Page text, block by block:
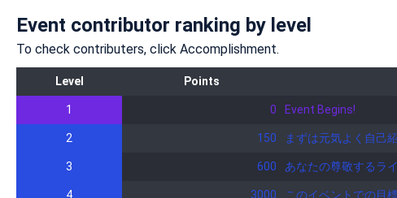
⬇️こちらからも聴けます👂 https://
謝〜ありがとうこの想い歌にのせて」 ミクチャで聴けます👂 👉ミスショート2022 準グランプリ🥈 ✔︎3都市ビジ
い 初配信 2024.2.26 『好きな食べ物』 チキン南蛮！ 抹茶🍵 『せら教のモットー』 実るほどこうべを垂れる稲穂かな 大好きなルーム🫠🫶 いちみ⌇ꪔ̤̱🍒 https://www.showroo
ー8ー8 目黒F2ビルディング1F 株式会社KIRINJI KIRINJIライバー せらこあ
てくださってる皆様💚 携帯番号の認
Event contributor ranking by level
To check contributers, click Accomplishment.
Level Points
1 0 Event Begins!
2 150 まずは元気よく自己
3 600 あなたの尊敬するラ
4 3000 このイベントでの目